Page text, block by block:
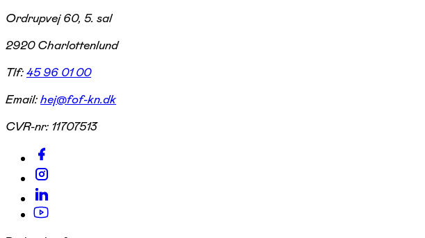
Ordrupvej 60, 5. sal
2920 Charlottenlund
Tlf:45 96 01 00
Email:hej@fof-kn.dk
CVR-nr: 11707513